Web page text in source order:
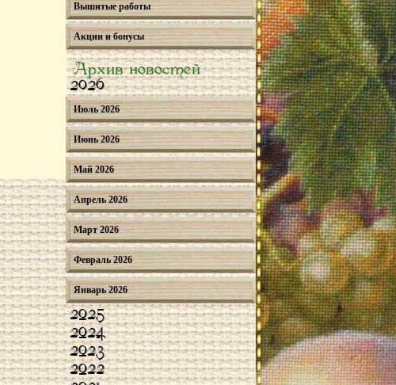
Вышитые работы
Акции и бонусы
Архив новостей
2026
Июль 2026
Июнь 2026
Май 2026
Апрель 2026
Март 2026
Февраль 2026
Январь 2026
2025
2024
2023
2022